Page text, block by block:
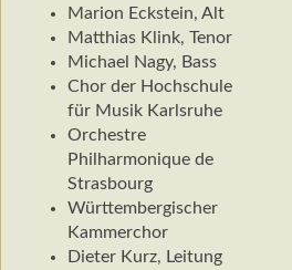
Marion Eckstein, Alt
Matthias Klink, Tenor
Michael Nagy, Bass
Chor der Hochschule
für Musik Karlsruhe
Orchestre
Philharmonique de
Strasbourg
Württembergischer
Kammerchor
Dieter Kurz, Leitung